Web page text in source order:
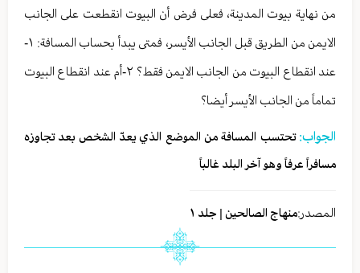
من نهاية بيوت المدينة، فعلى فرض أن البيوت انقطعت على الجانب
الايمن من الطريق قبل الجانب الأيسر، فمتى يبدأ بحساب المسافة: ١-
عند انقطاع البيوت من الجانب الايمن فقط؟ ٢-أم عند انقطاع البيوت
تماماً من الجانب الأيسر أيضا؟
الجواب:تحتسب المسافة من الموضع الذي يعدّ الشخص بعد تجاوزه
مسافراً عرفاً وهو آخر البلد غالباً
المصدر:منهاج الصالحين | جلد ١